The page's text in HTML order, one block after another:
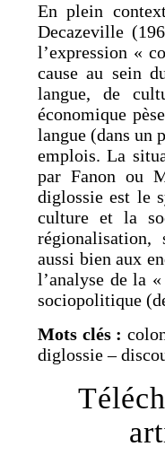
En plein
Decazeville
l’expression «
cause au sein
langue, de
économique
langue (dans un
emplois. La
par Fanon ou
diglossie est le
culture et la
régionalisation,
aussi bien aux
l’analyse de la
sociopolitique
Mots clés :
diglossie –